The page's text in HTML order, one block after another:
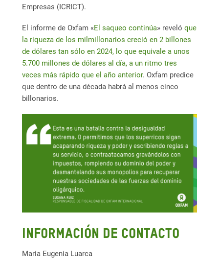
Empresas (ICRICT).
El informe de Oxfam «El saqueo continúa» reveló que
la riqueza de los milmillonarios creció en 2 billones
de dólares tan sólo en 2024, lo que equivale a unos
5.700 millones de dólares al día, a un ritmo tres
veces más rápido que el año anterior. Oxfam predice
que dentro de una década habrá al menos cinco
billonarios.
Información de contacto
Maria Eugenia Luarca